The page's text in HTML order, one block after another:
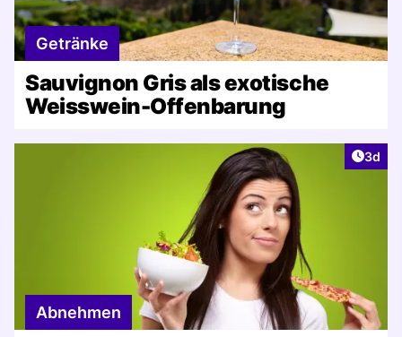
Getränke
Sauvignon Gris als exotische
Weisswein-Offenbarung
3d
Abnehmen